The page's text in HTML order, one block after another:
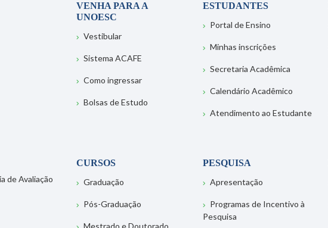
de Avaliação
VENHA PARA A
UNOESC
Vestibular
Sistema ACAFE
Como ingressar
Bolsas de Estudo
ESTUDANTES
Portal de Ensino
Minhas inscrições
Secretaria Acadêmica
Calendário Acadêmico
Atendimento ao Estudante
CURSOS
Graduação
Pós-Graduação
PESQUISA
Apresentação
Programas de Incentivo à
Pesquisa